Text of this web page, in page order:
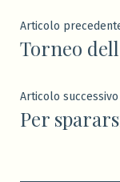
articoli
Articolo
Torneo
Articolo successivo
Per